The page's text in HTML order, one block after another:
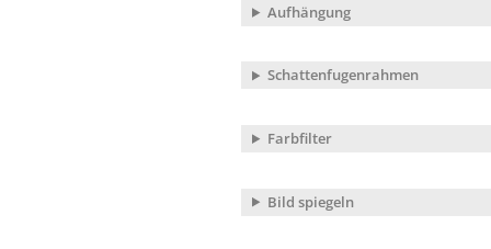
Aufhängung
Schattenfugenrahmen
Farbfilter
Bild spiegeln